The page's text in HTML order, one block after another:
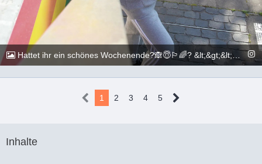
Hattet ihr ein schönes Wochenende?🙈😇🏳️‍🌈? &lt;&gt;&lt;&gt;&lt;&gt;&lt;&gt;&lt;&gt;&lt;&gt;&lt;&gt;&lt;&gt;&lt;&gt;&lt;&gt; 📷: @execuitive_photo &lt;&gt;&lt;&gt;&lt;&gt;&lt;&gt;&lt;&gt;&lt;&gt;&lt;&gt;&lt;&gt;&lt;&gt;&lt;&gt; #gay #lgbtq #Köln #Cologne #german #boy #marburg #gaylove #eisenach #shooting #summer #summertime #travel #sun #pride #loveislove #gayboy
@_chr2s_
1 2 3 4 5
Inhalte